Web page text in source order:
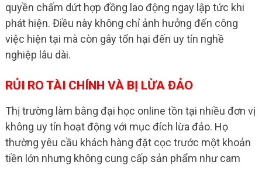
quyền chấm dứt hợp đồng lao động ngay lập tức khi
phát hiện. Điều này không chỉ ảnh hưởng đến công
việc hiện tại mà còn gây tổn hại đến uy tín nghề
nghiệp lâu dài.
RỦI RO TÀI CHÍNH VÀ BỊ LỪA ĐẢO
Thị trường làm bằng đại học online tồn tại nhiều đơn vị
không uy tín hoạt động với mục đích lừa đảo. Họ
thường yêu cầu khách hàng đặt cọc trước một khoản
tiền lớn nhưng không cung cấp sản phẩm như cam